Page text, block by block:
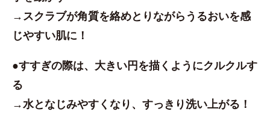
→スクラブが角質を絡めとりながらうるおいを感
じやすい肌に！
●すすぎの際は、大きい円を描くようにクルクルす
る
→水となじみやすくなり、すっきり洗い上がる！